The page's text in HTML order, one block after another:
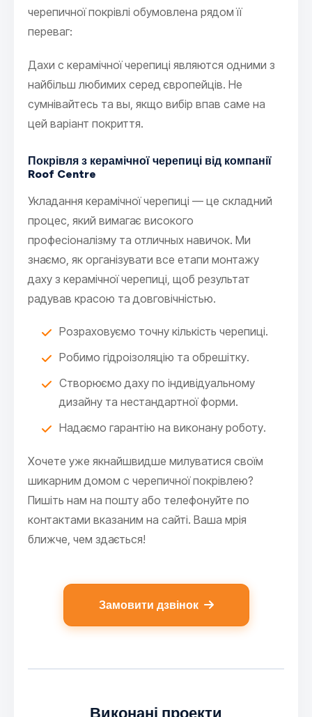
черепичної покрівлі обумовлена ​​рядом її
переваг:
Дахи с керамічної черепиці являются одними з
найбільш любимих серед європейців. Не
сумнівайтесь та вы, якщо вибір впав саме на
цей варіант покриття.
Покрівля з керамічної черепиці від компанії
Roof Centre
Укладання керамічної черепиці — це складний
процес, який вимагає високого
професіоналізму та отличных навичок. Ми
знаємо, як організувати все етапи монтажу
даху з керамічної черепиці, щоб результат
радував красою та довговічністью.
Розраховуємо точну кількість черепиці.
Робимо гідроізоляцію та обрешітку.
Створюємо даху по індивідуальному
дизайну та нестандартної форми.
Надаємо гарантію на виконану роботу.
Хочете уже якнайшвидше милуватися своїм
шикарним домом с черепичної покрівлею?
Пишіть нам на пошту або телефонуйте по
контактами вказаним на сайті. Ваша мрія
ближче, чем здається!
Замовити дзвінок
Виконані проекти